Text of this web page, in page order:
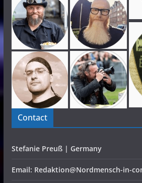
Contact
Stefanie Preuß | Germany
Email: Redaktion@Nordmensch-in-